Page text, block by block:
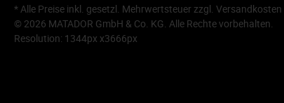
* Alle Preise inkl. gesetzl. Mehrwertsteuer zzgl. Versandkosten
© 2026 MATADOR GmbH & Co. KG. Alle Rechte vorbehalten.
Resolution: 1344px x3666px